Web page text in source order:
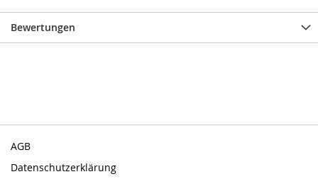
Bewertungen
AGB
Datenschutzerklärung